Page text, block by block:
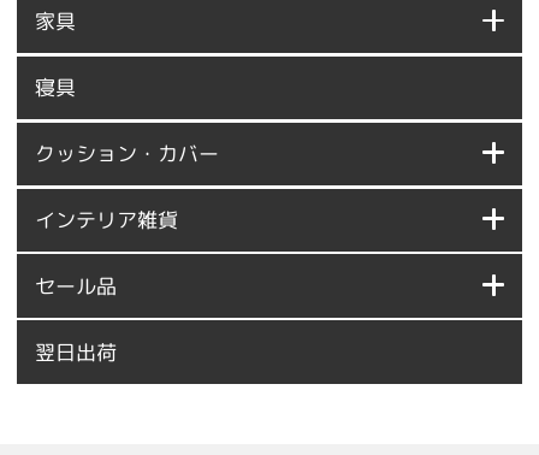
家具
寝具
クッション・カバー
インテリア雑貨
セール品
翌日出荷